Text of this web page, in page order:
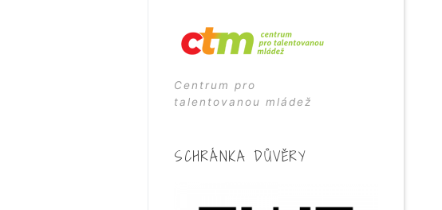
Centrum pro
talentovanou mládež
SCHRÁNKA DŮVĚRY